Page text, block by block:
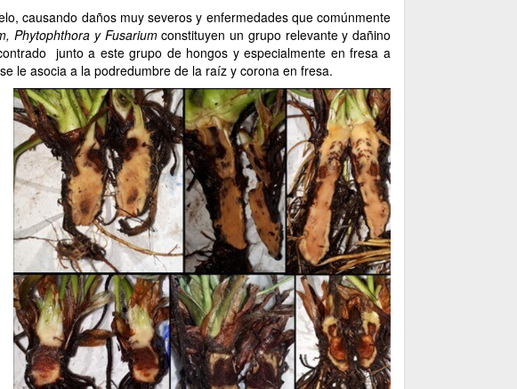
causando daños muy severos y enfermedades que comúnmente
Phytophthora y Fusariumconstituyen un grupo relevante y dañino
junto a este grupo de hongos y especialmente en fresa a
le asocia a la podredumbre de la raíz y corona en fresa.